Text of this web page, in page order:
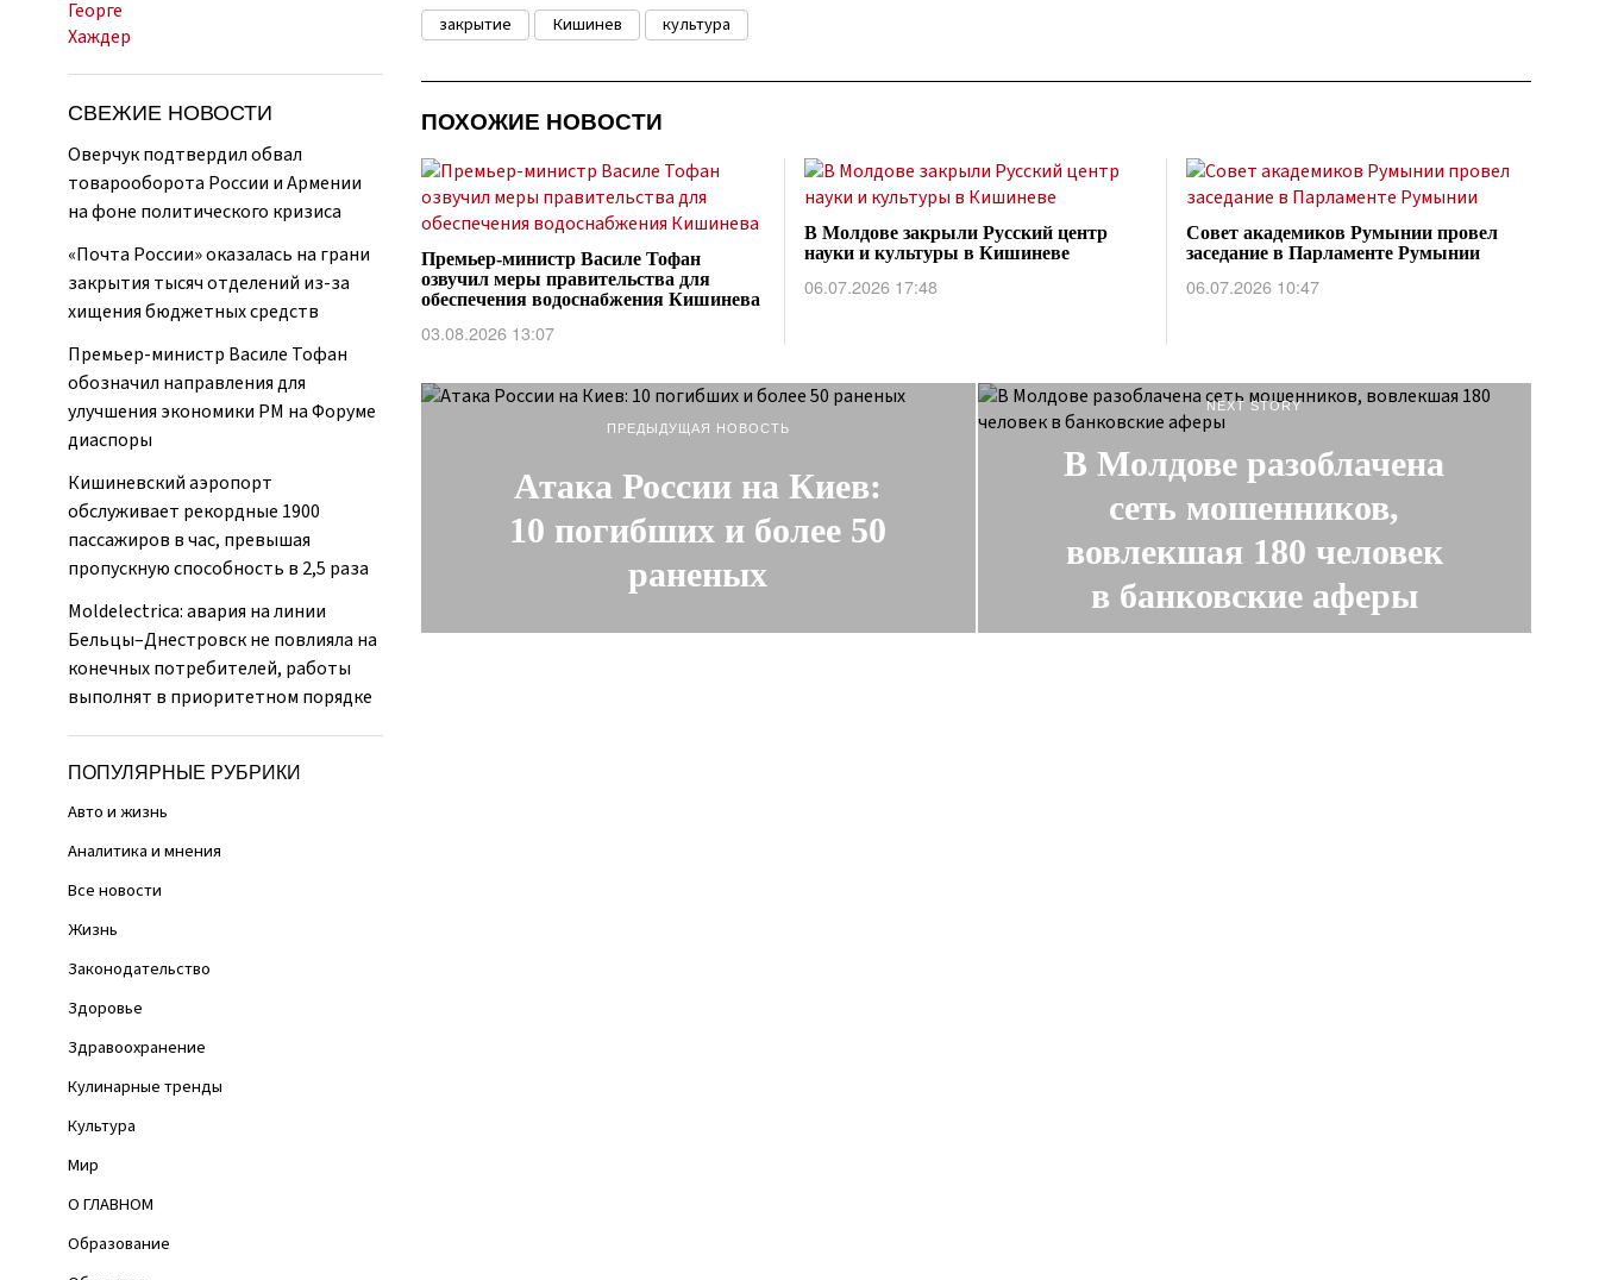
закрытие Кишинев культура
ПОХОЖИЕ НОВОСТИ
Премьер-министр Василе Тофан
озвучил меры правительства для
обеспечения водоснабжения Кишинева
03.08.2026 13:07
В Молдове закрыли Русский центр
науки и культуры в Кишиневе
06.07.2026 17:48
Совет академиков Румынии провел
заседание в Парламенте Румынии
06.07.2026 10:47
ПРЕДЫДУЩАЯ НОВОСТЬ
Атака России на Киев:
10 погибших и более 50
раненых
NEXT STORY
В Молдове разоблачена
сеть мошенников,
вовлекшая 180 человек
в банковские аферы
СВЕЖИЕ НОВОСТИ
Оверчук подтвердил обвал
товарооборота России и Армении
на фоне политического кризиса
«Почта России» оказалась на грани
закрытия тысяч отделений из-за
хищения бюджетных средств
Премьер-министр Василе Тофан
обозначил направления для
улучшения экономики РМ на Форуме
диаспоры
Кишиневский аэропорт
обслуживает рекордные 1900
пассажиров в час, превышая
пропускную способность в 2,5 раза
Moldelectrica: авария на линии
Бельцы–Днестровск не повлияла на
конечных потребителей, работы
выполнят в приоритетном порядке
ПОПУЛЯРНЫЕ РУБРИКИ
Авто и жизнь
Аналитика и мнения
Все новости
Жизнь
Законодательство
Здоровье
Здравоохранение
Кулинарные тренды
Культура
Мир
О ГЛАВНОМ
Образование